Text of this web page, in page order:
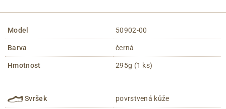
Model 50902-00
Barva černá
Hmotnost 295g (1 ks)
Svršek povrstvená kůže